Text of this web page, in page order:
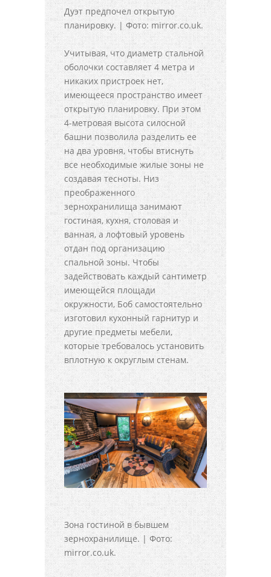
Дуэт предпочел открытую
планировку. | Фото: mirror.co.uk.
Учитывая, что диаметр стальной
оболочки составляет 4 метра и
никаких пристроек нет,
имеющееся пространство имеет
открытую планировку. При этом
4-метровая высота силосной
башни позволила разделить ее
на два уровня, чтобы втиснуть
все необходимые жилые зоны не
создавая тесноты. Низ
преображенного
зернохранилища занимают
гостиная, кухня, столовая и
ванная, а лофтовый уровень
отдан под организацию
спальной зоны. Чтобы
задействовать каждый сантиметр
имеющейся площади
окружности, Боб самостоятельно
изготовил кухонный гарнитур и
другие предметы мебели,
которые требовалось установить
вплотную к округлым стенам.
Зона гостиной в бывшем
зернохранилище. | Фото:
mirror.co.uk.